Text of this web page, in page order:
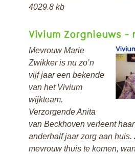
4029.8 kb
Vivium Zorgnieuws -
Mevrouw Marie
Zwikker is nu zo’n
vijf jaar een bekende
van het Vivium
wijkteam.
Verzorgende Anita
van Beckhoven verleent
anderhalf jaar zorg aan huis.
mevrouw thuis te komen,